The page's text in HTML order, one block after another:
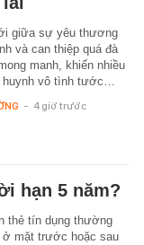
giữa sự yêu thương
và can thiệp quá đà
manh, khiến nhiều
huynh vô tình tước…
- 4 giờ trước
hạn 5 năm?
thẻ tín dụng thường
mặt trước hoặc sau